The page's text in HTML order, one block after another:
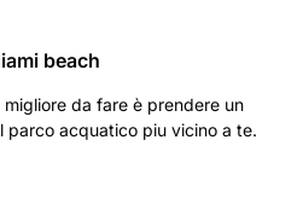
beach
da fare è prendere un
parco acquatico piu vicino a te.